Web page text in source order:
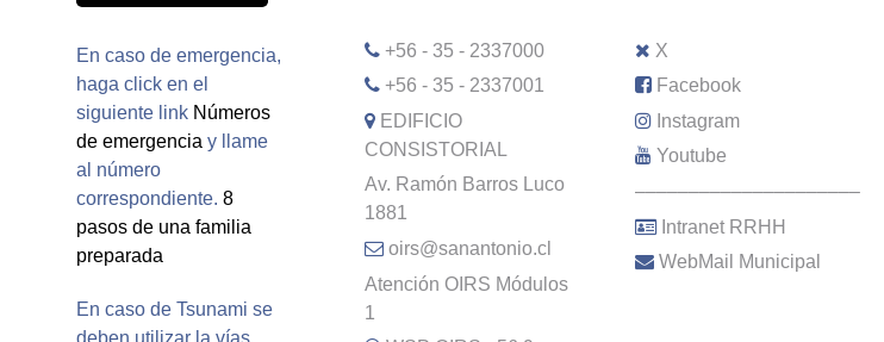
En caso de emergencia,
haga click en el
siguiente link Números
de emergencia y llame
al número
correspondiente. 8
pasos de una familia
preparada
En caso de Tsunami se
deben utilizar la vías
+56 - 35 - 2337000
+56 - 35 - 2337001
EDIFICIO
CONSISTORIAL
Av. Ramón Barros Luco
1881
oirs@sanantonio.cl
Atención OIRS Módulos
1
X
Facebook
Instagram
Youtube
–––––––––––––––––––––
Intranet RRHH
WebMail Municipal